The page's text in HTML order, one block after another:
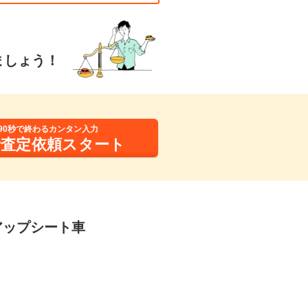
ょう！
秒で終わるカンタン入力
定依頼スタート
プシート車